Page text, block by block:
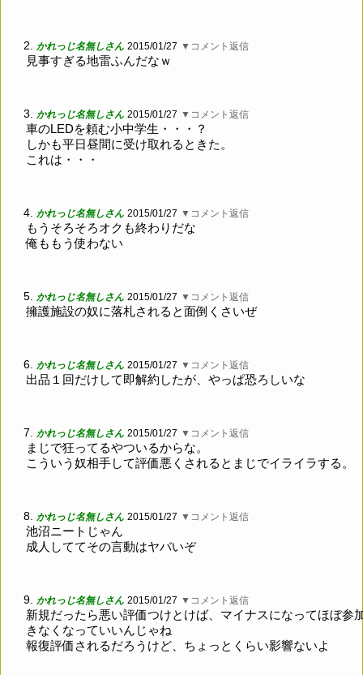
2. かれっじ名無しさん 2015/01/27 ▼コメント返信
見事すぎる地雷ふんだなｗ
3. かれっじ名無しさん 2015/01/27 ▼コメント返信
車のLEDを頼む小中学生・・・？
しかも平日昼間に受け取れるときた。
これは・・・
4. かれっじ名無しさん 2015/01/27 ▼コメント返信
もうそろそろオクも終わりだな
俺ももう使わない
5. かれっじ名無しさん 2015/01/27 ▼コメント返信
擁護施設の奴に落札されると面倒くさいぜ
6. かれっじ名無しさん 2015/01/27 ▼コメント返信
出品１回だけして即解約したが、やっぱ恐ろしいな
7. かれっじ名無しさん 2015/01/27 ▼コメント返信
まじで狂ってるやついるからな。
こういう奴相手して評価悪くされるとまじでイライラする。
8. かれっじ名無しさん 2015/01/27 ▼コメント返信
池沼ニートじゃん
成人しててその言動はヤバいぞ
9. かれっじ名無しさん 2015/01/27 ▼コメント返信
新規だったら悪い評価つけとけば、マイナスになってほぼ参
きなくなっていいんじゃね
報復評価されるだろうけど、ちょっとくらい影響ないよ